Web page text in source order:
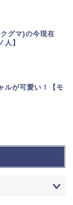
グマ)の今現在
人】
ルが可愛い！【モ